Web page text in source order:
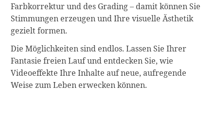
Farbkorrektur und des Grading – damit können Sie
Stimmungen erzeugen und Ihre visuelle Ästhetik
gezielt formen.
Die Möglichkeiten sind endlos. Lassen Sie Ihrer
Fantasie freien Lauf und entdecken Sie, wie
Videoeffekte Ihre Inhalte auf neue, aufregende
Weise zum Leben erwecken können.